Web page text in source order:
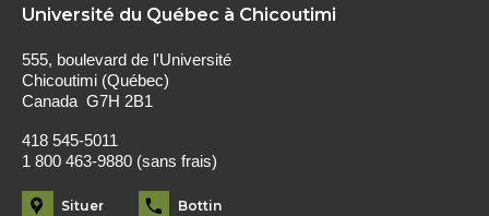
Université du Québec à Chicoutimi
555, boulevard de l'Université
Chicoutimi (Québec)
Canada G7H 2B1
418 545-5011
1 800 463-9880 (sans frais)
Situer Bottin